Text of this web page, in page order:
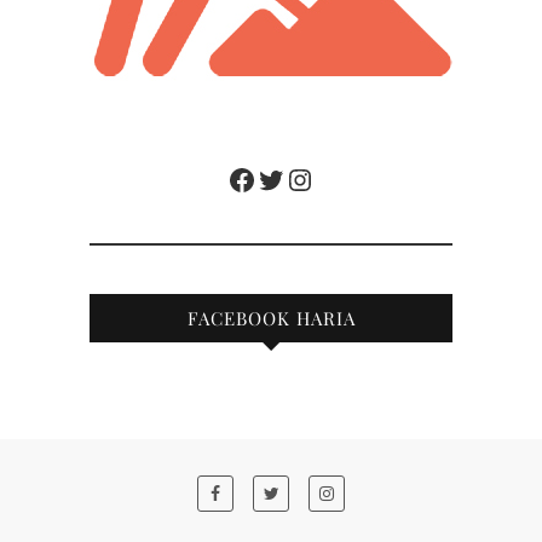
Facebook
Twitter
Instagram
FACEBOOK HARIA